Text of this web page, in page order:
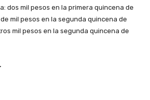
dos mil pesos en la primera quincena de
mil pesos en la segunda quincena de
mil pesos en la segunda quincena de